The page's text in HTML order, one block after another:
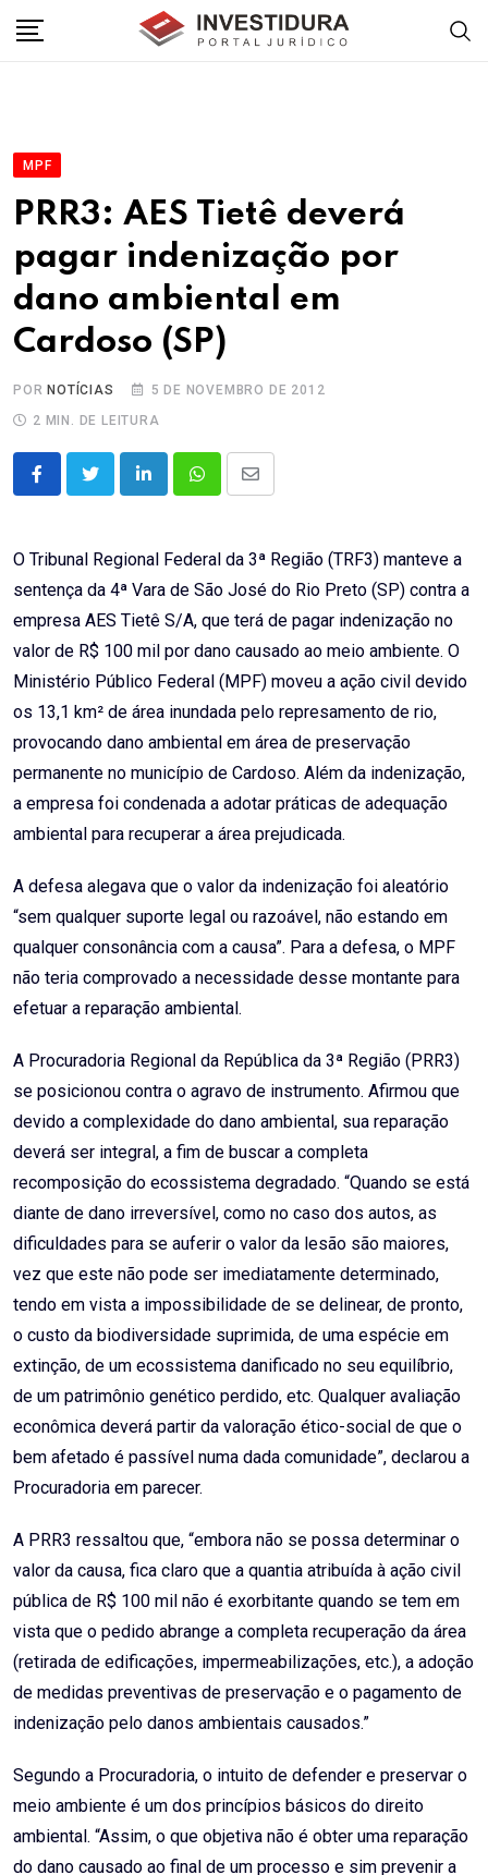
MPF
PRR3: AES Tietê deverá
pagar indenização por
dano ambiental em
Cardoso (SP)
POR NOTÍCIAS
5 DE NOVEMBRO DE 2012
2 MIN. DE LEITURA
LinkedInWhatsappShare
Email
O Tribunal Regional Federal da 3ª Região (TRF3) manteve a
sentença da 4ª Vara de São José do Rio Preto (SP) contra a
empresa AES Tietê S/A, que terá de pagar indenização no
valor de R$ 100 mil por dano causado ao meio ambiente. O
Ministério Público Federal (MPF) moveu a ação civil devido
os 13,1 km² de área inundada pelo represamento de rio,
provocando dano ambiental em área de preservação
permanente no município de Cardoso. Além da indenização,
a empresa foi condenada a adotar práticas de adequação
ambiental para recuperar a área prejudicada.
A defesa alegava que o valor da indenização foi aleatório
“sem qualquer suporte legal ou razoável, não estando em
qualquer consonância com a causa”. Para a defesa, o MPF
não teria comprovado a necessidade desse montante para
efetuar a reparação ambiental.
A Procuradoria Regional da República da 3ª Região (PRR3)
se posicionou contra o agravo de instrumento. Afirmou que
devido a complexidade do dano ambiental, sua reparação
deverá ser integral, a fim de buscar a completa
recomposição do ecossistema degradado. “Quando se está
diante de dano irreversível, como no caso dos autos, as
dificuldades para se auferir o valor da lesão são maiores,
vez que este não pode ser imediatamente determinado,
tendo em vista a impossibilidade de se delinear, de pronto,
o custo da biodiversidade suprimida, de uma espécie em
extinção, de um ecossistema danificado no seu equilíbrio,
de um patrimônio genético perdido, etc. Qualquer avaliação
econômica deverá partir da valoração ético-social de que o
bem afetado é passível numa dada comunidade”, declarou a
Procuradoria em parecer.
A PRR3 ressaltou que, “embora não se possa determinar o
valor da causa, fica claro que a quantia atribuída à ação civil
pública de R$ 100 mil não é exorbitante quando se tem em
vista que o pedido abrange a completa recuperação da área
(retirada de edificações, impermeabilizações, etc.), a adoção
de medidas preventivas de preservação e o pagamento de
indenização pelo danos ambientais causados.”
Segundo a Procuradoria, o intuito de defender e preservar o
meio ambiente é um dos princípios básicos do direito
ambiental. “Assim, o que objetiva não é obter uma reparação
do dano causado ao final de um processo e sim prevenir a